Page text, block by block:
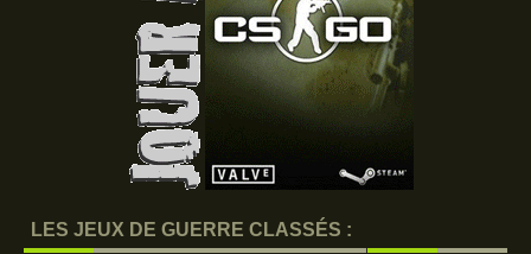
LES JEUX DE GUERRE CLASSÉS :